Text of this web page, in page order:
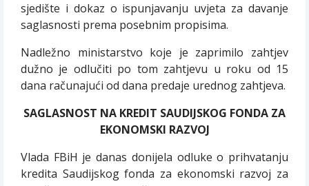
sjedište i dokaz o ispunjavanju uvjeta za davanje
saglasnosti prema posebnim propisima.
Nadležno ministarstvo koje je zaprimilo zahtjev
dužno je odlučiti po tom zahtjevu u roku od 15
dana računajući od dana predaje urednog zahtjeva.
SAGLASNOST NA KREDIT SAUDIJSKOG FONDA ZA
EKONOMSKI RAZVOJ
Vlada FBiH je danas donijela odluke o prihvatanju
kredita Saudijskog fonda za ekonomski razvoj za